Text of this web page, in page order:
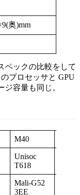
奥)mm
ペックの比較をして
プロセッサと GPU
容量も同じ。
M40
Unisoc
T618
Mali-G52
3EE